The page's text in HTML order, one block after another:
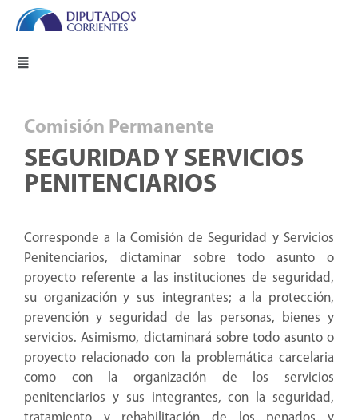
Comisión Permanente
SEGURIDAD Y SERVICIOS
PENITENCIARIOS
Corresponde a la Comisión de Seguridad y Servicios
Penitenciarios, dictaminar sobre todo asunto o
proyecto referente a las instituciones de seguridad,
su organización y sus integrantes; a la protección,
prevención y seguridad de las personas, bienes y
servicios. Asimismo, dictaminará sobre todo asunto o
proyecto relacionado con la problemática carcelaria
como con la organización de los servicios
penitenciarios y sus integrantes, con la seguridad,